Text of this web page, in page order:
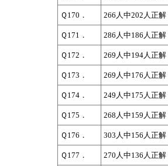
Ｑ170． 266人中202人正解
Ｑ171． 286人中186人正解
Ｑ172． 269人中194人正解
Ｑ173． 269人中176人正解
Ｑ174． 249人中175人正解
Ｑ175． 268人中159人正解
Ｑ176． 303人中156人正解
Ｑ177． 270人中136人正解